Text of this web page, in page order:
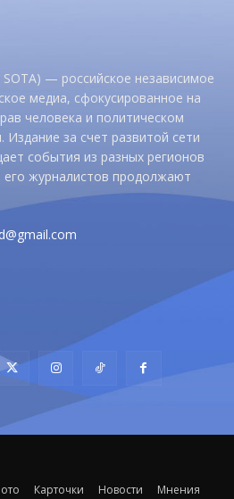
— российское независимое
медиа, сфокусированное на
человека и политическом
Издание за счет развитой сети
события из разных регионов
журналистов продолжают
Карточки Новости Мнения